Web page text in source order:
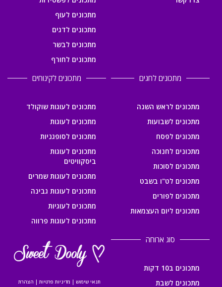
מתכונים לעוף
מתכונים לדגים
מתכונים לבשר
מתכונים לחורף
מתכונים לחגים
מתכונים לראש השנה
מתכונים לשבועות
מתכונים לפסח
מתכונים לחנוכה
מתכונים לסוכות
מתכונים לט"ו בשבט
מתכונים לפורים
מתכונים ליום העצמאות
מתכונים לקינוחים
מתכונים לעוגות שוקולד
מתכונים לעוגות
מתכונים לסופגניות
מתכונים לעוגות
ביסקוויטים
מתכונים לעוגות שמרים
מתכונים לעוגות גבינה
מתכונים לעוגיות
מתכונים לעוגות פרווה
סוג ארוחה
מתכונים ב10 דקות
מתכונים לשבת
תנאי שימוש | מדיניות פרטיות | הצהרת